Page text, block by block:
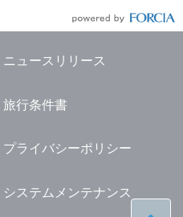
ニュースリリース
旅行条件書
プライバシーポリシー
システムメンテナンス